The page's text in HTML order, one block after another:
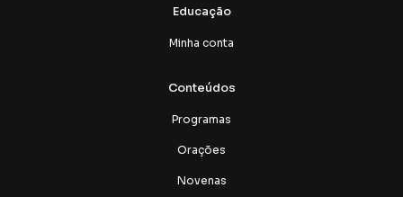
Educação
Minha conta
Conteúdos
Programas
Orações
Novenas